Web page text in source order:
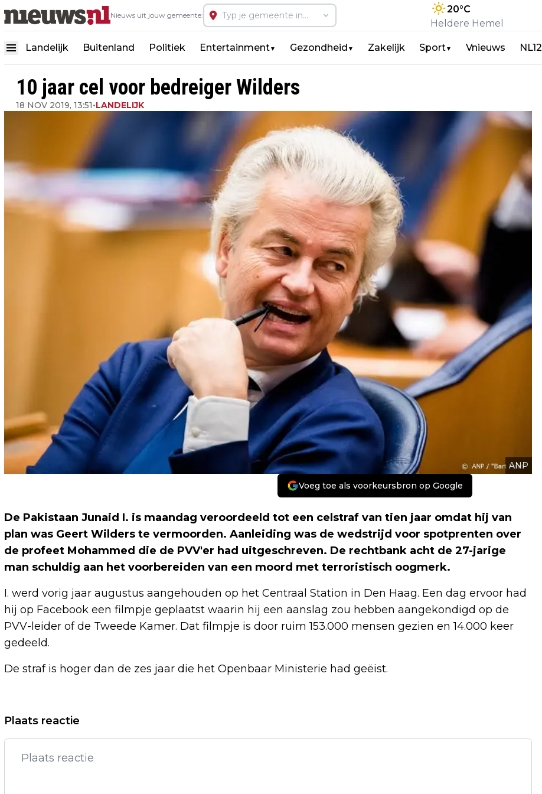
Nieuws uit jouw gemeente:
20°C
Heldere Hemel
Landelijk Buitenland Politiek Entertainment▼ Gezondheid ▼ Zakelijk Sport▼ Vnieuws NL12
10 jaar cel voor bedreiger Wilders
18 NOV 2019, 13:51•LANDELIJK
ANP
Voeg toe als voorkeursbron op Google
De Pakistaan Junaid I. is maandag veroordeeld tot een celstraf van tien jaar omdat hij van
plan was Geert Wilders te vermoorden. Aanleiding was de wedstrijd voor spotprenten over
de profeet Mohammed die de PVV'er had uitgeschreven. De rechtbank acht de 27-jarige
man schuldig aan het voorbereiden van een moord met terroristisch oogmerk.
I. werd vorig jaar augustus aangehouden op het Centraal Station in Den Haag. Een dag ervoor had
hij op Facebook een filmpje geplaatst waarin hij een aanslag zou hebben aangekondigd op de
PVV-leider of de Tweede Kamer. Dat filmpje is door ruim 153.000 mensen gezien en 14.000 keer
gedeeld.
De straf is hoger dan de zes jaar die het Openbaar Ministerie had geëist.
Vorig artikel
HOCKEYTEAMS IN PRO LEAGUE OP VIER
LOCATIES
NEDERLANDERS OM IN DE GATEN TE
Plaats reactie